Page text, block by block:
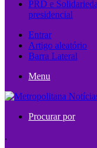
PRD e
presidencial
Entrar
Artigo aleatório
Barra Lateral
Menu
Procurar por
.